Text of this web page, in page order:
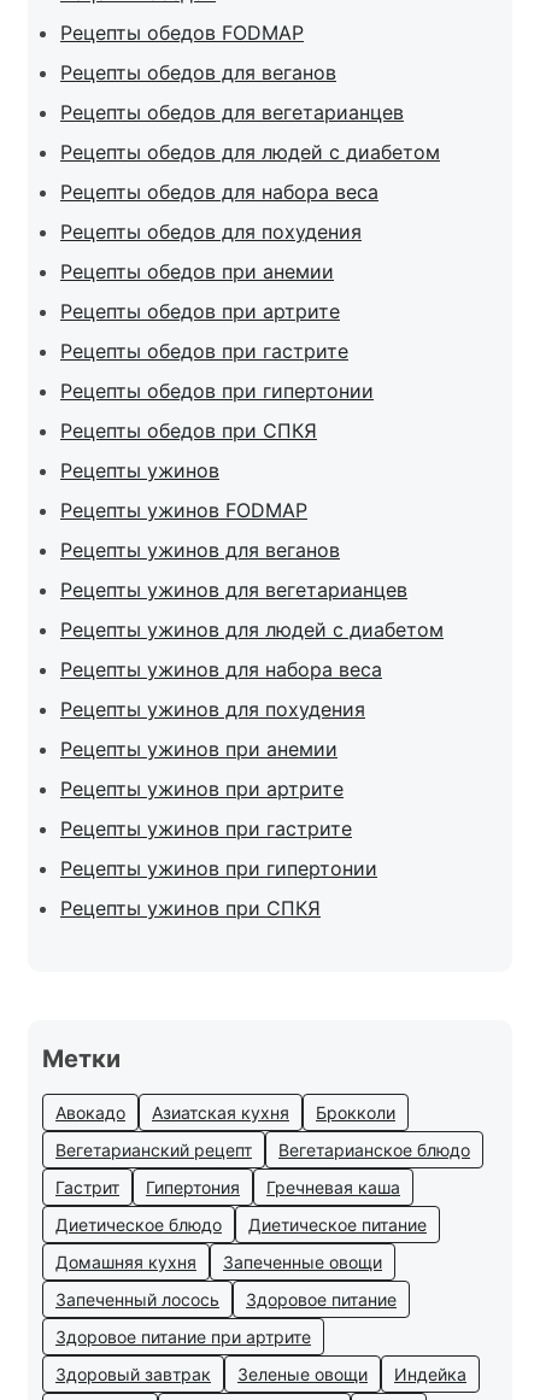
Рецепты обедов FODMAP
Рецепты обедов для веганов
Рецепты обедов для вегетарианцев
Рецепты обедов для людей с диабетом
Рецепты обедов для набора веса
Рецепты обедов для похудения
Рецепты обедов при анемии
Рецепты обедов при артрите
Рецепты обедов при гастрите
Рецепты обедов при гипертонии
Рецепты обедов при СПКЯ
Рецепты ужинов
Рецепты ужинов FODMAP
Рецепты ужинов для веганов
Рецепты ужинов для вегетарианцев
Рецепты ужинов для людей с диабетом
Рецепты ужинов для набора веса
Рецепты ужинов для похудения
Рецепты ужинов при анемии
Рецепты ужинов при артрите
Рецепты ужинов при гастрите
Рецепты ужинов при гипертонии
Рецепты ужинов при СПКЯ
Метки
Авокадо Азиатская кухня
Брокколи
Вегетарианский рецепт
Вегетарианское блюдо
Гастрит
Гипертония
Гречневая каша
Диетическое блюдо
Диетическое питание
Домашняя кухня
Запеченные овощи
Запеченный лосось
Здоровое питание
Здоровое питание при артрите
Здоровый завтрак
Зеленые овощи
Индейка